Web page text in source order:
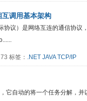
调用基本架构
协议）是网络互连的通信协议
标签： .NET JAVA TCP/IP
它自动的将一个任务分解，